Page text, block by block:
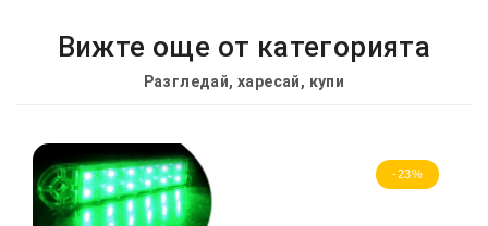
Вижте още от категорията
Разгледай, харесай, купи
-23%